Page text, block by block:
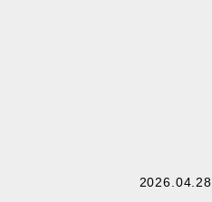
2026.04.28